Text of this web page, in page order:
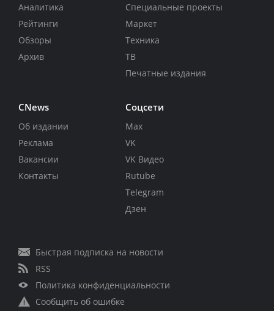
Аналитика
Рейтинги
Обзоры
Архив
Специальные проекты
Маркет
Техника
ТВ
Печатные издания
CNews
Об издании
Реклама
Вакансии
Контакты
Соцсети
Max
VK
VK Видео
Rutube
Telegram
Дзен
Быстрая подписка на новости
RSS
Политика конфиденциальности
Сообщить об ошибке